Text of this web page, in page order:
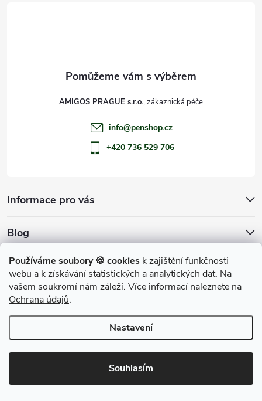
Používáme soubory 🍪 cookies k zajištění funkčnosti
webu a k získávání statistických a analytických dat. Na
vašem soukromí nám záleží. Více informací naleznete na
Ochrana údajů.
Nastavení
Souhlasím
Informace pro vás
Blog
Archiv
Přijímáme online platby
AMIGOS PRAGUE s.r.o.
info@penshop.cz
+420 736 529 706
Copyright 2026penShop. Všechna práva vyhrazena.